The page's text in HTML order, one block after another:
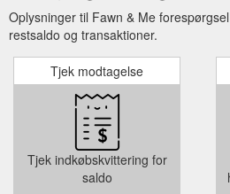
Oplysninger til Fawn & Me
restsaldo og transaktioner.
Tjek modtagelse
Tjek indkøbskvittering for
saldo